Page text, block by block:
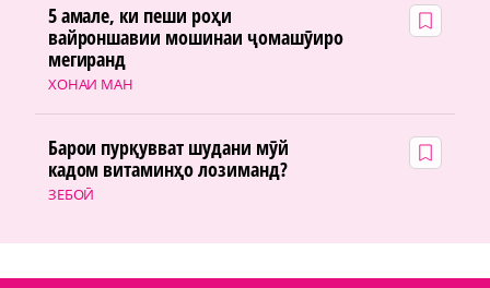
ХОНАИ МАН
5 амале, ки пеши роҳи
вайроншавии мошинаи ҷомашӯиро
мегиранд
ЗЕБОӢ
Барои пурқувват шудани мӯй
кадом витаминҳо лозиманд?